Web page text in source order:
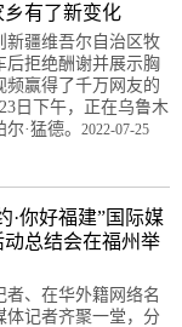
有了新变化
新疆维吾尔自治区牧
后拒绝酬谢并展示胸
频赢得了千万网友的
日下午，正在乌鲁木
·猛德。 2022-07-25
·你好福建”国际媒
总结会在福州举
者、在华外籍网络名
体记者齐聚一堂，分